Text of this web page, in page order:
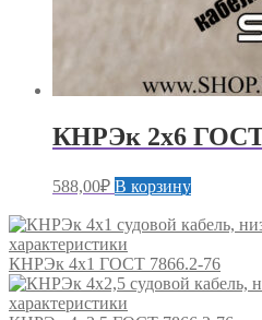
КНРЭк 2х6 ГОСТ
588,00₽ В корзину
КНРЭк 4х1 ГОСТ 7866.2-76